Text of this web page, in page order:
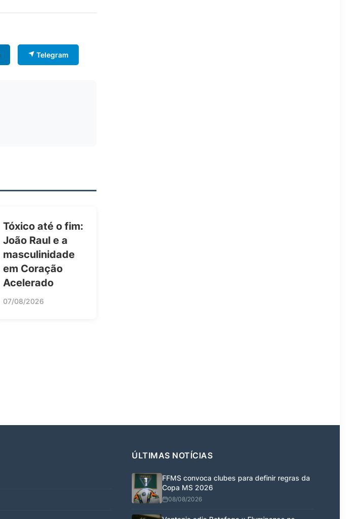
Telegram
Tóxico até o fim:
João Raul e a
masculinidade
em Coração
Acelerado
07/08/2026
ÚLTIMAS NOTÍCIAS
FFMS convoca clubes para definir regras da
Copa MS 2026
08/08/2026